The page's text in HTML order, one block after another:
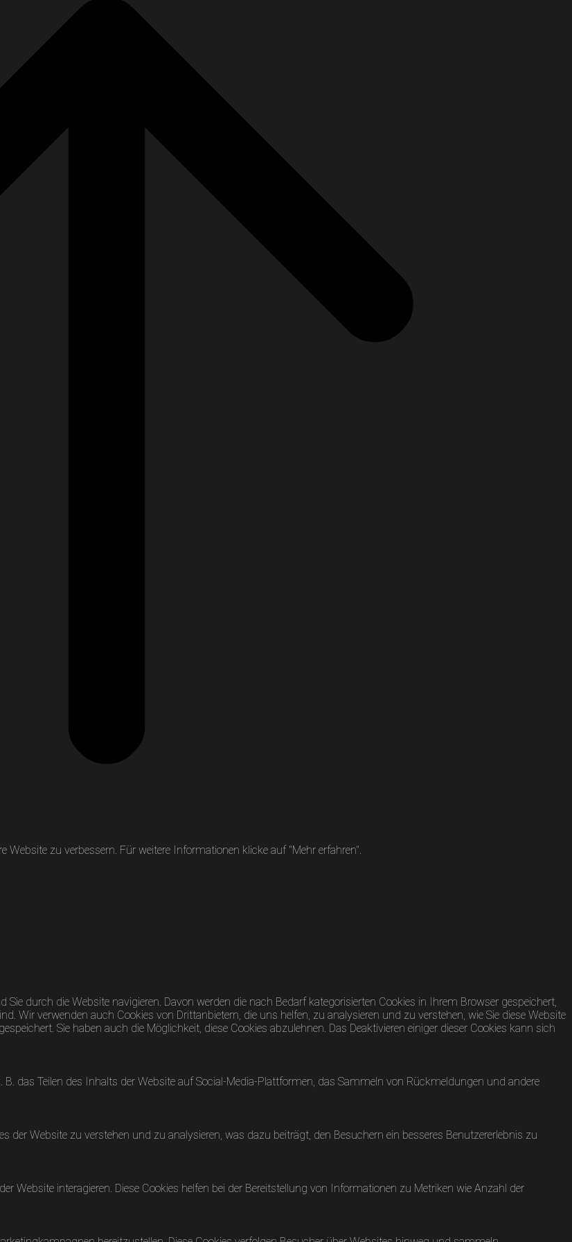
zu verbessern. Für weitere Informationen klicke auf "Mehr erfahren".
durch die Website navigieren. Davon werden die nach Bedarf kategorisierten Cookies in Ihrem Browser gespeichert,
Wir verwenden auch Cookies von Drittanbietern, die uns helfen, zu analysieren und zu verstehen, wie Sie diese Website
Sie haben auch die Möglichkeit, diese Cookies abzulehnen. Das Deaktivieren einiger dieser Cookies kann sich
das Teilen des Inhalts der Website auf Social-Media-Plattformen, das Sammeln von Rückmeldungen und andere
Website zu verstehen und zu analysieren, was dazu beiträgt, den Besuchern ein besseres Benutzererlebnis zu
Website interagieren. Diese Cookies helfen bei der Bereitstellung von Informationen zu Metriken wie Anzahl der